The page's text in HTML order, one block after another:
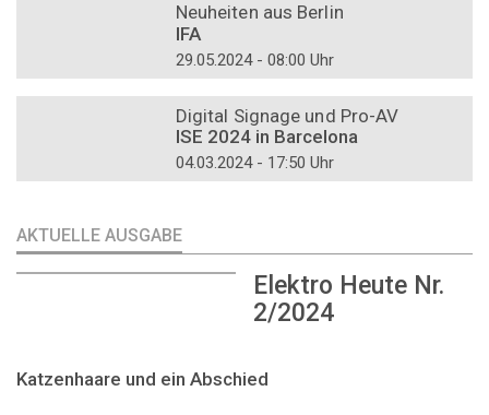
Neuheiten aus Berlin
IFA
29.05.2024 - 08:00 Uhr
Digital Signage und Pro-AV
ISE 2024 in Barcelona
04.03.2024 - 17:50 Uhr
AKTUELLE AUSGABE
Elektro Heute Nr.
2/2024
Katzenhaare und ein Abschied